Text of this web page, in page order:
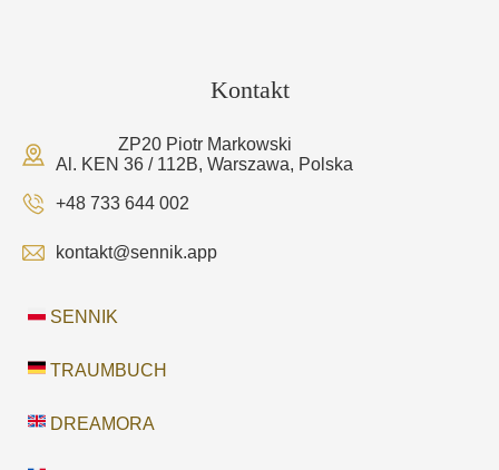
Kontakt
ZP20 Piotr Markowski
Al. KEN 36 / 112B, Warszawa, Polska
+48 733 644 002
kontakt@sennik.app
SENNIK
TRAUMBUCH
DREAMORA